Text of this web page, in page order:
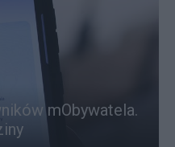
mObywatela.